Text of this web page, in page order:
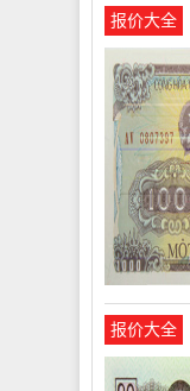
报价大全
报价大全